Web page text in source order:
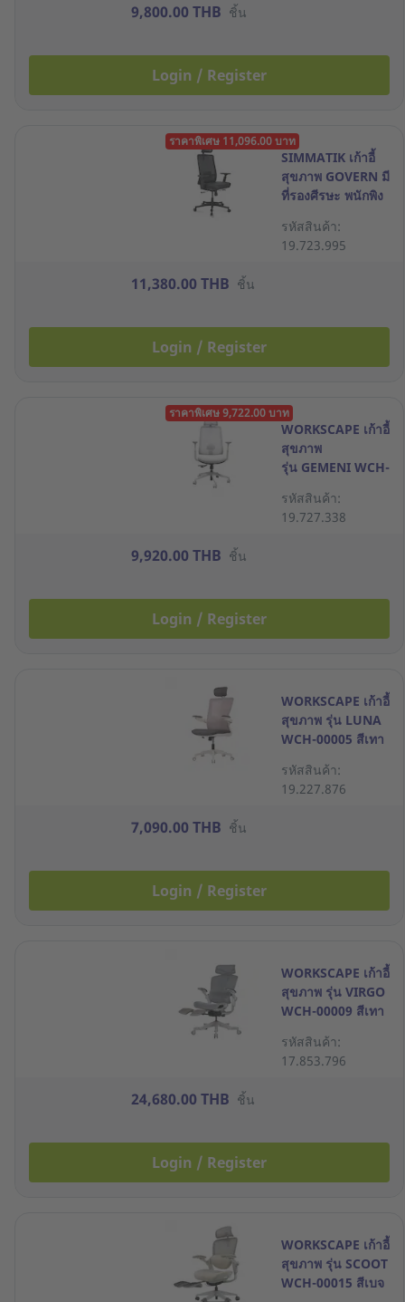
9,800.00 THB ชิ้น
Login / Register
ราคาพิเศษ 11,096.00 บาท
SIMMATIK เก้าอี้
สุขภาพ GOVERN มี
ที่รองศีรษะ พนักพิง
สีดำ
รหัสสินค้า:
19.723.995
11,380.00 THB ชิ้น
Login / Register
ราคาพิเศษ 9,722.00 บาท
WORKSCAPE เก้าอี้
สุขภาพ
รุ่น GEMENI WCH-
รหัสสินค้า:
19.727.338
9,920.00 THB ชิ้น
Login / Register
WORKSCAPE เก้าอี้
สุขภาพ รุ่น LUNA
WCH-00005 สีเทา
รหัสสินค้า:
19.227.876
7,090.00 THB ชิ้น
Login / Register
WORKSCAPE เก้าอี้
สุขภาพ รุ่น VIRGO
WCH-00009 สีเทา
รหัสสินค้า:
17.853.796
24,680.00 THB ชิ้น
Login / Register
WORKSCAPE เก้าอี้
สุขภาพ รุ่น SCOOT
WCH-00015 สีเบจ